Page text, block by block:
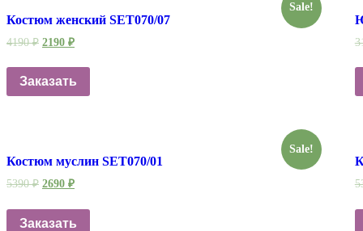
Sale!
Костюм женский SET070/07
4190₽ 2190 ₽
Заказать
Sale!
Костюм муслин SET070/01
5390₽ 2690 ₽
Заказать